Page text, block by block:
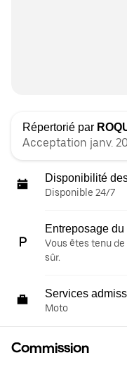
Répertorié par
Acceptation janv.
Disponibilité
Disponible 24/7
Entreposage
Vous êtes tenu
sûr.
Services
Moto
Commission